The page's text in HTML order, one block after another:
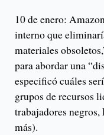
10 de enero:
interno que
materiales
para abordar una
especificó cuáles
grupos de recursos
trabajadores
más).